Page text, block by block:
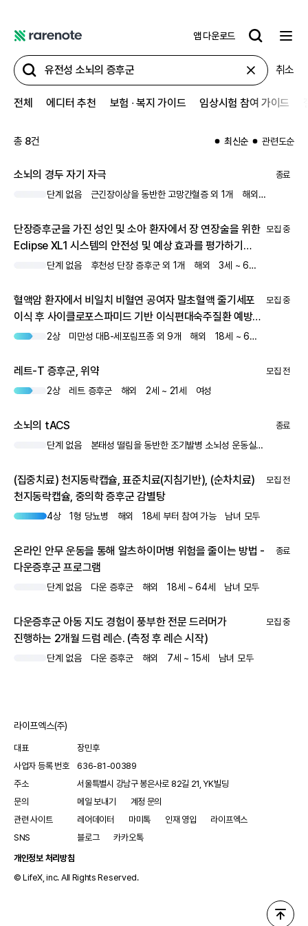
어
노
트
앱 다운로드
취소
전체 에디터 추천 보험 ∙ 복지 가이드 임상시험 참여 가이드
총 8건 최신순 관련도순
소뇌의 경두 자기 자극
단계 없음 근긴장이상을 동반한 고망간혈증 외 1개 해외
종료
단장증후군을 가진 성인 및 소아 환자에서 장 연장술을 위한
Eclipse XL1 시스템의 안전성 및 예상 효과를 평가하기
위한 타당성 연구
단계 없음 후천성 단장 증후군 외 1개 해외 3세 ~ 65세
모집 중
혈액암 환자에서 비일치 비혈연 공여자 말초혈액 줄기세포
이식 후 사이클로포스파미드 기반 이식편대숙주질환 예방을
연구하기 위한 플랫폼 프로토콜
2상 미만성 대B-세포림프종 외 9개 해외 18세 ~ 66세
모집 중
레트-T 증후군, 위약
2상 레트 증후군 해외 2세 ~ 21세 여성
모집 전
소뇌의 tACS
단계 없음 본태성 떨림을 동반한 조기발병 소뇌성 운동실조
종료
(집중치료) 천지동락캡슐, 표준치료(지침기반), (순차치료)
천지동락캡슐, 중의학 증후군 감별탕
4상 1형 당뇨병 해외 18세 부터 참여 가능 남녀 모두
모집 전
온라인 안무 운동을 통해 알츠하이머병 위험을 줄이는 방법 -
다운증후군 프로그램
단계 없음 다운 증후군 해외 18세 ~ 64세 남녀 모두
종료
다운증후군 아동 지도 경험이 풍부한 전문 드러머가
진행하는 2개월 드럼 레슨. (측정 후 레슨 시작)
단계 없음 다운 증후군 해외 7세 ~ 15세 남녀 모두
모집 중
라이프엑스(주)
대표
장민후
사업자 등록 번호
636-81-00389
주소
서울특별시 강남구 봉은사로 82길 21, YK빌딩
문의
메일 보내기
계정 문의
관련 사이트
레어데이터 마미톡 인재 영입
라이프엑스
SNS
블로그
카카오톡
개인정보 처리방침
© LifeX, inc. All Rights Reserved.